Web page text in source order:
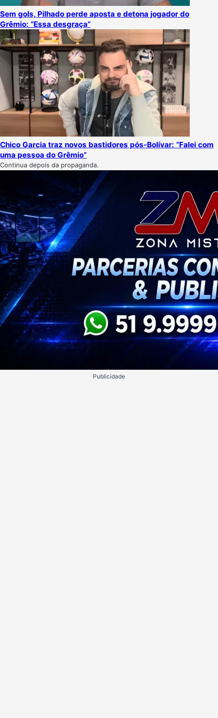
Sem gols, Pilhado perde aposta e detona jogador do
Grêmio: “Essa desgraça”
Chico Garcia traz novos bastidores pós-Bolívar: “Falei com
uma pessoa do Grêmio”
Continua depois da propaganda.
Publicidade